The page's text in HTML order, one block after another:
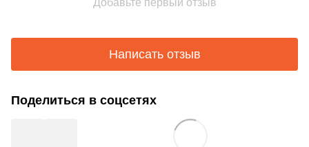
Добавьте первый отзыв
Написать отзыв
Поделиться в соцсетях